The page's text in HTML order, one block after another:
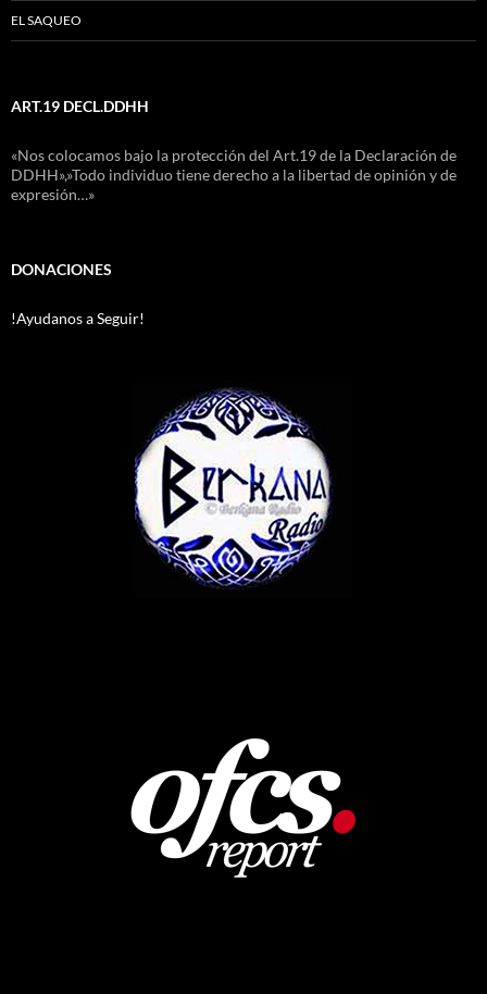
EL SAQUEO
ART.19 DECL.DDHH
«Nos colocamos bajo la protección del Art.19 de la Declaración de
DDHH»,»Todo individuo tiene derecho a la libertad de opinión y de
expresión…»
DONACIONES
!Ayudanos a Seguir!